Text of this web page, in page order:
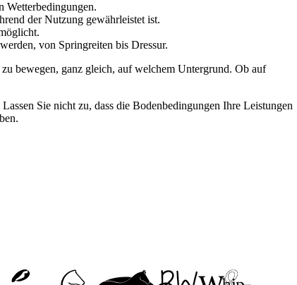
Wetterbedingungen.
der Nutzung gewährleistet ist.
von Springreiten bis Dressur.
bewegen, ganz gleich, auf welchem Untergrund. Ob auf
Sie nicht zu, dass die Bodenbedingungen Ihre Leistungen